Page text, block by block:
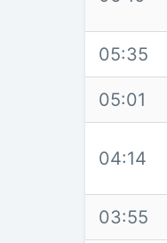
05:35
05:01
04:14
03:55